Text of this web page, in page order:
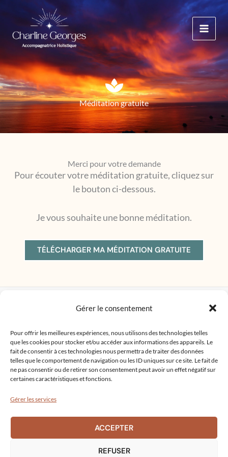
Gérer le consentement
Pour offrir les meilleures expériences, nous utilisons des technologies telles
que les cookies pour stocker et/ou accéder aux informations des appareils. Le
fait de consentir à ces technologies nous permettra de traiter des données
telles que le comportement de navigation ou les ID uniques sur ce site. Le fait de
ne pas consentir ou de retirer son consentement peut avoir un effet négatif sur
certaines caractéristiques et fonctions.
Gérer les services
ACCEPTER
REFUSER
contenu
Méditation gratuite
Merci pour votre demande
Pour écouter votre méditation gratuite, cliquez sur
le bouton ci-dessous.
Je vous souhaite une bonne méditation.
TÉLÉCHARGER MA MÉDITATION GRATUITE
Copyright © 2026 Thérapeute holistique Bordeaux
Site créé parComm' Julie
Mentions légales|Politique de confidentialité
Conditions générales d'utilisation